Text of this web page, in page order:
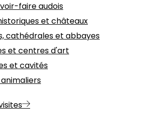
faire audois
et châteaux
cathédrales et abbayes
et centres d'art
et cavités